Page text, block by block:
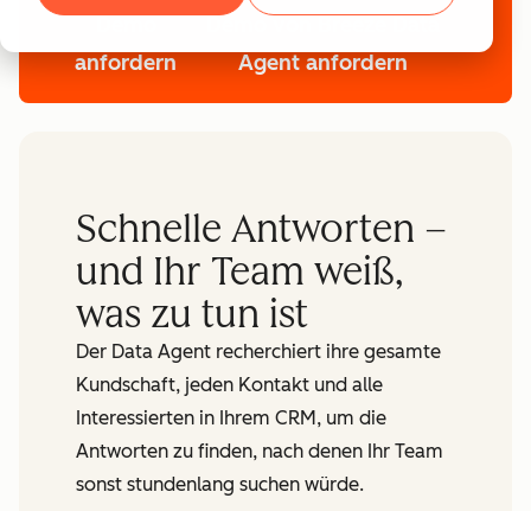
anfordern
Agent anfordern
Schnelle Antworten –
und Ihr Team weiß,
was zu tun ist
Der Data Agent recherchiert ihre gesamte
Kundschaft, jeden Kontakt und alle
Interessierten in Ihrem CRM, um die
Antworten zu finden, nach denen Ihr Team
sonst stundenlang suchen würde.